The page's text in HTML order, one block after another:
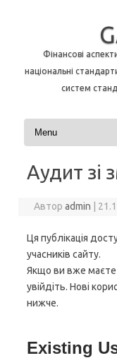
Фінансові
національні
систем
Перейти до контенту
Аудит зі
Авторadmin
Ця публікація
учасників сайту.
Якщо ви вже маєте
увійдіть. Нові
нижче.
Existing